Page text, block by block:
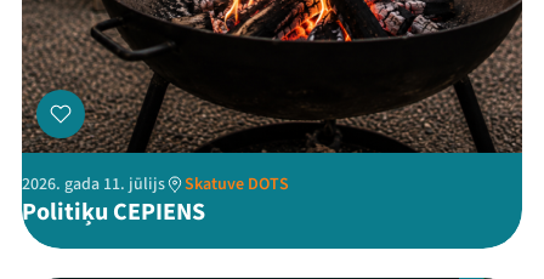
ThreadsFacebookYoutube
X Instagram
Flick TikTok
2026. gada 11. jūlijs Skatuve DOTS
Politiķu CEPIENS